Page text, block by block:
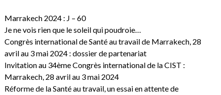
Marrakech 2024 : J – 60
Je ne vois rien que le soleil qui poudroie…
Congrès international de Santé au travail de Marrakech, 28
avril au 3 mai 2024 : dossier de partenariat
Invitation au 34ème Congrès international de la CIST :
Marrakech, 28 avril au 3 mai 2024
Réforme de la Santé au travail, un essai en attente de